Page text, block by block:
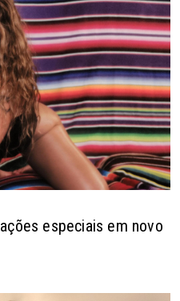
especiais em novo